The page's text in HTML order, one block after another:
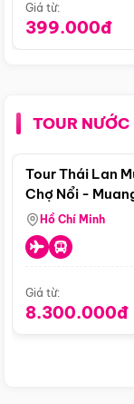
Giá từ:
399.000đ
TOUR NƯỚC
Tour Thái Lan
Chợ Nổi -
Airlines)
Hồ Chí Minh
Giá từ:
8.300.000đ